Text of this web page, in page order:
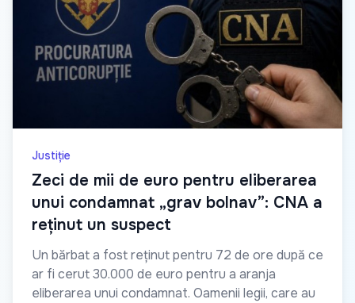
Justiție
Zeci de mii de euro pentru eliberarea
unui condamnat „grav bolnav”: CNA a
reținut un suspect
Un bărbat a fost reținut pentru 72 de ore după ce
ar fi cerut 30.000 de euro pentru a aranja
eliberarea unui condamnat. Oamenii legii, care au